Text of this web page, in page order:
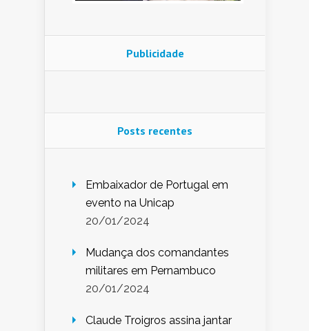
Publicidade
Posts recentes
Embaixador de Portugal em
evento na Unicap
20/01/2024
Mudança dos comandantes
militares em Pernambuco
20/01/2024
Claude Troigros assina jantar